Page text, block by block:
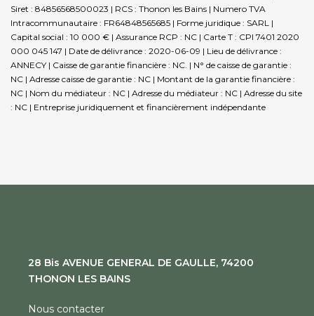
Siret : 84856568500023 | RCS : Thonon les Bains | Numero TVA
Intracommunautaire : FR64848565685 | Forme juridique : SARL |
Capital social : 10 000 € | Assurance RCP : NC | Carte T : CPI 7401 2020
000 045 147 | Date de délivrance : 2020-06-09 | Lieu de délivrance :
ANNECY | Caisse de garantie financière : NC. | N° de caisse de garantie :
NC | Adresse caisse de garantie : NC | Montant de la garantie financière :
NC | Nom du médiateur : NC | Adresse du médiateur : NC | Adresse du site
: NC | Entreprise juridiquement et financièrement indépendante
28 Bis AVENUE GENERAL DE GAULLE, 74200
THONON LES BAINS
Nous contacter